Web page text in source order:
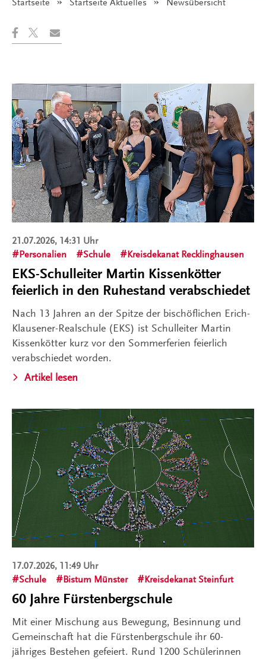
Startseite Startseite Aktuelles Angezeigt:
Newsübersicht
21.07.2026, 14:31 Uhr
Personalien
Schule Kreisdekanat Recklinghausen
EKS-Schulleiter Martin Kissenkötter
feierlich in den Ruhestand verabschiedet
Nach 13 Jahren an der Spitze der bischöflichen Erich-
Klausener-Realschule (EKS) ist Schulleiter Martin
Kissenkötter kurz vor den Sommerferien feierlich
verabschiedet worden.
Artikel lesen
17.07.2026, 11:49 Uhr
Schule
Bistum Münster Kreisdekanat Steinfurt
60 Jahre Fürstenbergschule
Mit einer Mischung aus Bewegung, Besinnung und
Gemeinschaft hat die Fürstenbergschule ihr 60-
jähriges Bestehen gefeiert. Rund 1200 Schülerinnen